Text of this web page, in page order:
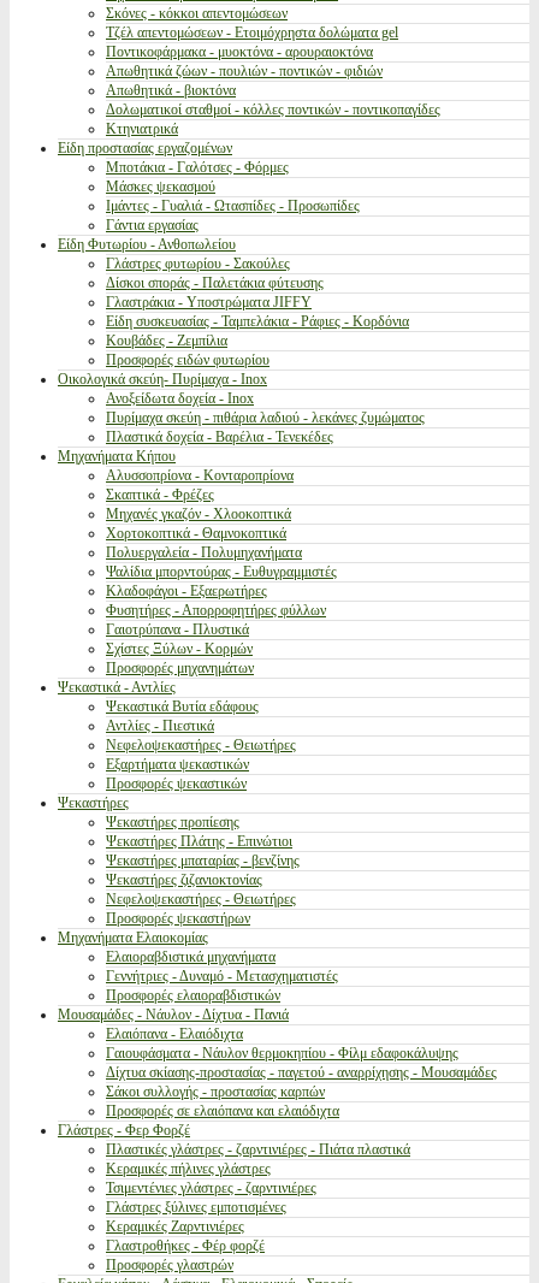
Σκόνες - κόκκοι απεντομώσεων
Τζέλ απεντομώσεων - Ετοιμόχρηστα δολώματα gel
Ποντικοφάρμακα - μυοκτόνα - αρουραιοκτόνα
Απωθητικά ζώων - πουλιών - ποντικών - φιδιών
Απωθητικά - βιοκτόνα
Δολωματικοί σταθμοί - κόλλες ποντικών - ποντικοπαγίδες
Κτηνιατρικά
Είδη προστασίας εργαζομένων
Μποτάκια - Γαλότσες - Φόρμες
Μάσκες ψεκασμού
Ιμάντες - Γυαλιά - Ωτασπίδες - Προσωπίδες
Γάντια εργασίας
Είδη Φυτωρίου - Ανθοπωλείου
Γλάστρες φυτωρίου - Σακούλες
Δίσκοι σποράς - Παλετάκια φύτευσης
Γλαστράκια - Υποστρώματα JIFFY
Είδη συσκευασίας - Ταμπελάκια - Ράφιες - Κορδόνια
Κουβάδες - Ζεμπίλια
Προσφορές ειδών φυτωρίου
Οικολογικά σκεύη- Πυρίμαχα - Inox
Ανοξείδωτα δοχεία - Inox
Πυρίμαχα σκεύη - πιθάρια λαδιού - λεκάνες ζυμώματος
Πλαστικά δοχεία - Βαρέλια - Τενεκέδες
Μηχανήματα Κήπου
Αλυσσοπρίονα - Κονταροπρίονα
Σκαπτικά - Φρέζες
Μηχανές γκαζόν - Χλοοκοπτικά
Χορτοκοπτικά - Θαμνοκοπτικά
Πολυεργαλεία - Πολυμηχανήματα
Ψαλίδια μπορντούρας - Ευθυγραμμιστές
Κλαδοφάγοι - Εξαερωτήρες
Φυσητήρες - Απορροφητήρες φύλλων
Γαιοτρύπανα - Πλυστικά
Σχίστες Ξύλων - Κορμών
Προσφορές μηχανημάτων
Ψεκαστικά - Αντλίες
Ψεκαστικά Βυτία εδάφους
Αντλίες - Πιεστικά
Νεφελοψεκαστήρες - Θειωτήρες
Εξαρτήματα ψεκαστικών
Προσφορές ψεκαστικών
Ψεκαστήρες
Ψεκαστήρες προπίεσης
Ψεκαστήρες Πλάτης - Επινώτιοι
Ψεκαστήρες μπαταρίας - βενζίνης
Ψεκαστήρες ζιζανιοκτονίας
Νεφελοψεκαστήρες - Θειωτήρες
Προσφορές ψεκαστήρων
Μηχανήματα Ελαιοκομίας
Ελαιοραβδιστικά μηχανήματα
Γεννήτριες - Δυναμό - Μετασχηματιστές
Προσφορές ελαιοραβδιστικών
Μουσαμάδες - Νάυλον - Δίχτυα - Πανιά
Ελαιόπανα - Ελαιόδιχτα
Γαιουφάσματα - Νάυλον θερμοκηπίου - Φίλμ εδαφοκάλυψης
Δίχτυα σκίασης-προστασίας - παγετού - αναρρίχησης - Μουσαμάδες
Σάκοι συλλογής - προστασίας καρπών
Προσφορές σε ελαιόπανα και ελαιόδιχτα
Γλάστρες - Φερ Φορζέ
Πλαστικές γλάστρες - ζαρντινιέρες - Πιάτα πλαστικά
Κεραμικές πήλινες γλάστρες
Τσιμεντένιες γλάστρες - ζαρντινιέρες
Γλάστρες ξύλινες εμποτισμένες
Κεραμικές Ζαρντινιέρες
Γλαστροθήκες - Φέρ φορζέ
Προσφορές γλαστρών